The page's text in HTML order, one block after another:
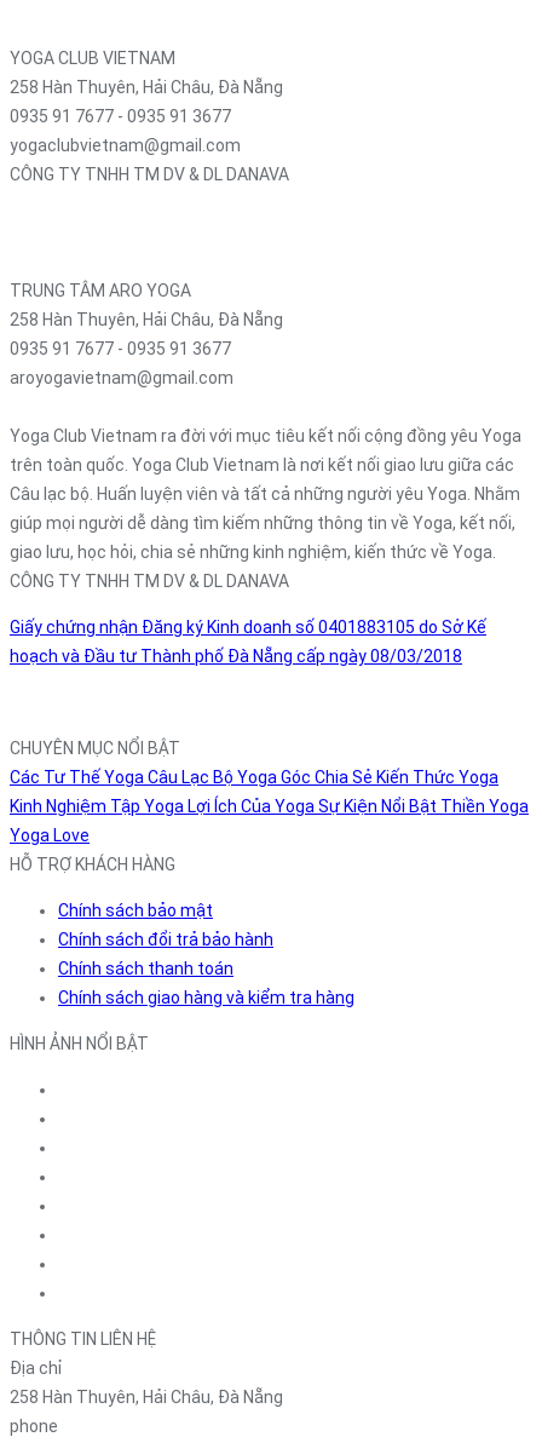
YOGA CLUB VIETNAM
258 Hàn Thuyên, Hải Châu, Đà Nẵng
0935 91 7677 - 0935 91 3677
yogaclubvietnam@gmail.com
CÔNG TY TNHH TM DV & DL DANAVA
TRUNG TÂM ARO YOGA
258 Hàn Thuyên, Hải Châu, Đà Nẵng
0935 91 7677 - 0935 91 3677
aroyogavietnam@gmail.com
Yoga Club Vietnam ra đời với mục tiêu kết nối cộng đồng yêu Yoga
trên toàn quốc. Yoga Club Vietnam là nơi kết nối giao lưu giữa các
Câu lạc bộ. Huấn luyện viên và tất cả những người yêu Yoga. Nhằm
giúp mọi người dễ dàng tìm kiếm những thông tin về Yoga, kết nối,
giao lưu, học hỏi, chia sẻ những kinh nghiệm, kiến thức về Yoga.
CÔNG TY TNHH TM DV & DL DANAVA
Giấy chứng nhận Đăng ký Kinh doanh số 0401883105 do Sở Kế
hoạch và Đầu tư Thành phố Đà Nẵng cấp ngày 08/03/2018
CHUYÊN MỤC NỔI BẬT
Các Tư Thế YogaCâu Lạc Bộ YogaGóc Chia Sẻ Kiến Thức Yoga
Kinh Nghiệm Tập Yoga Lợi Ích Của YogaSự Kiện Nổi Bật Thiền Yoga
Yoga Love
HỖ TRỢ KHÁCH HÀNG
Chính sách bảo mật
Chính sách đổi trả bảo hành
Chính sách thanh toán
Chính sách giao hàng và kiểm tra hàng
HÌNH ẢNH NỔI BẬT
THÔNG TIN LIÊN HỆ
Địa chỉ
258 Hàn Thuyên, Hải Châu, Đà Nẵng
phone